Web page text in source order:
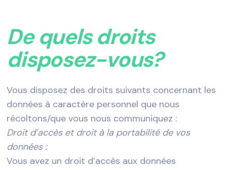
De quels droits
disposez-vous?
Vous disposez des droits suivants concernant les
données à caractère personnel que nous
récoltons/que vous nous communiquez :
Droit d’accès et droit à la portabilité de vos
données :
Vous avez un droit d’accès aux données